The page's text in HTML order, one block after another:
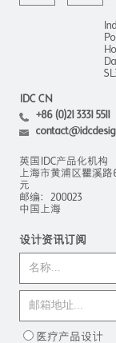
IDC CN
+86 (0)21 3331 5511
英国IDC产品化机构
上海市黄浦区瞿溪路
元
邮编：200023
中国上海
设计资讯订阅
医疗产品设计